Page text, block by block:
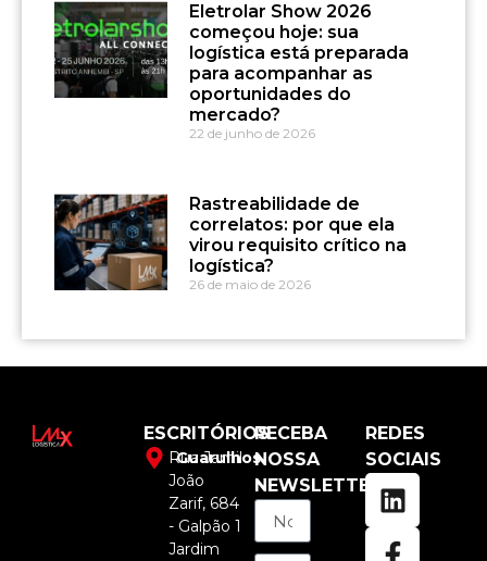
Eletrolar Show 2026
começou hoje: sua
logística está preparada
para acompanhar as
oportunidades do
mercado?
22 de junho de 2026
Rastreabilidade de
correlatos: por que ela
virou requisito crítico na
logística?
26 de maio de 2026
ESCRITÓRIOS
Guarulhos
Rua Jamil
João
Zarif, 684
- Galpão 1
Jardim
RECEBA
NOSSA
NEWSLETTER
REDES
SOCIAIS